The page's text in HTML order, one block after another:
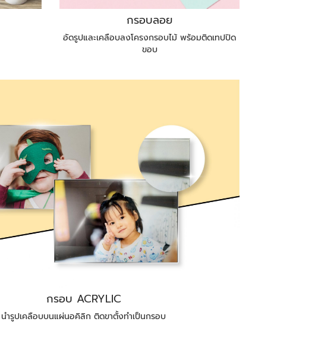
กรอบลอย
อัดรูปและเคลือบลงโครงกรอบไม้ พร้อมติดเทปปิด
ขอบ
กรอบ ACRYLIC
นำรูปเคลือบบนแผ่นอคิลิก ติดขาตั้งทำเป็นกรอบ